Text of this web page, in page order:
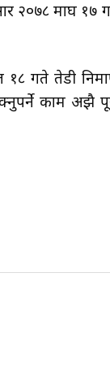
२०७८ माघ १७
१८ गते तेडी
काम अझै